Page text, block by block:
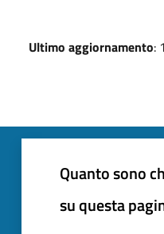
Ultimo aggiornamento:
Quanto sono
su questa